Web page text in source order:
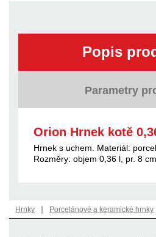
Popis
Parametry
Orion Hrnek kotě
Hrnek s uchem. Materiál:
Rozměry: objem 0,36 l, pr. 8
Hrnky | Porcelánové a keramické hrnky